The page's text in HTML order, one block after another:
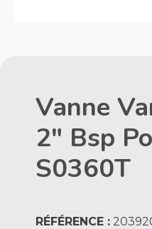
Vanne
2" Bsp
S0360T
RÉFÉRENCE :